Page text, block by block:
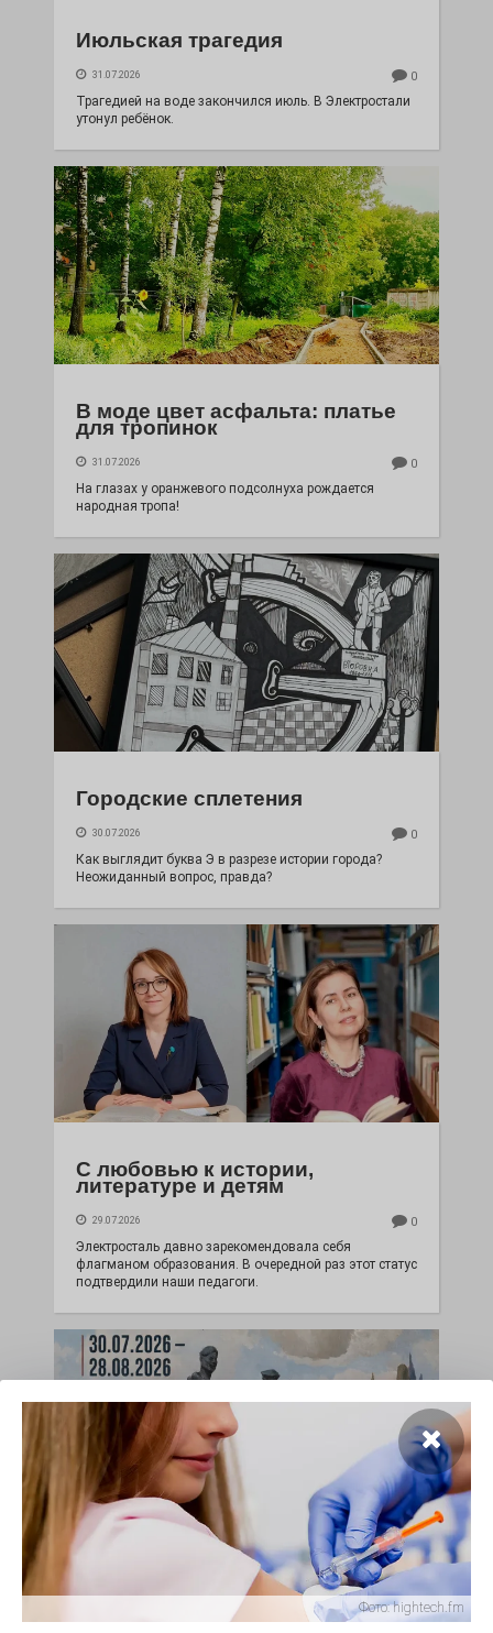
Июльская трагедия
31.07.2026 0
Трагедией на воде закончился июль. В Электростали
утонул ребёнок.
В моде цвет асфальта: платье
для тропинок
31.07.2026 0
На глазах у оранжевого подсолнуха рождается
народная тропа!
Городские сплетения
30.07.2026 0
Как выглядит буква Э в разрезе истории города?
Неожиданный вопрос, правда?
С любовью к истории,
литературе и детям
29.07.2026 0
Электросталь давно зарекомендовала себя
флагманом образования. В очередной раз этот статус
подтвердили наши педагоги.
Чувство Родины — одно на
всех
28.07.2026 0
Фото:hightech.fm